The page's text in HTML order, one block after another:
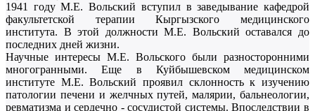
1941 году М.Е. Вольский вступил в заведывание кафедрой
факультетской терапии Кыргызского медицинского
института. В этой должности М.Е. Вольский оставался до
последних дней жизни.
Научные интересы М.E. Вольского были разносторонними
многогранными. Еще в Куйбышевском медицинском
институте М.Е. Вольский проявил склонность к изучению
патологии печени и желчных путей, малярии, бальнеологии,
ревматизма и сердечно - сосудистой системы. Впоследствии в